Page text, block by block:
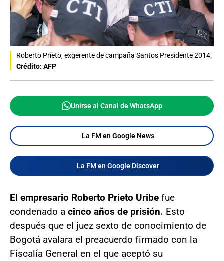
Roberto Prieto, exgerente de campaña Santos Presidente 2014.
Crédito: AFP
Unirse al Canal de WhatsApp
La FM en Google News
La FM en Google Discover
El empresario Roberto Prieto Uribe fue
condenado a cinco años de prisión. Esto
después que el juez sexto de conocimiento de
Bogotá avalara el preacuerdo firmado con la
Fiscalía General en el que aceptó su